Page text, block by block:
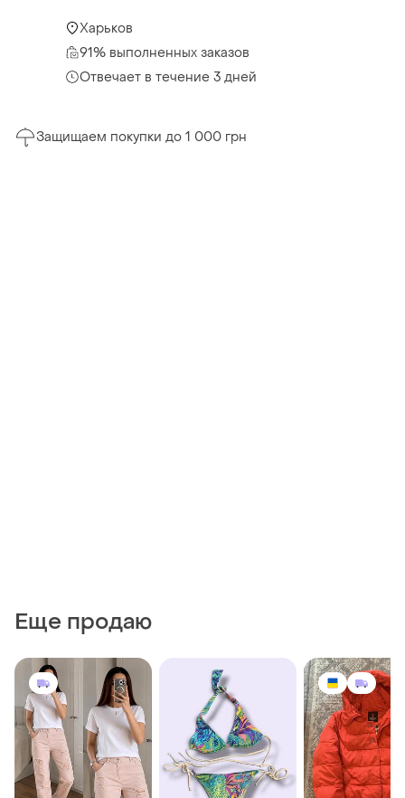
Харьков
91% выполненных заказов
Отвечает в течение 3 дней
Защищаем покупки до 1 000 грн
Еще продаю